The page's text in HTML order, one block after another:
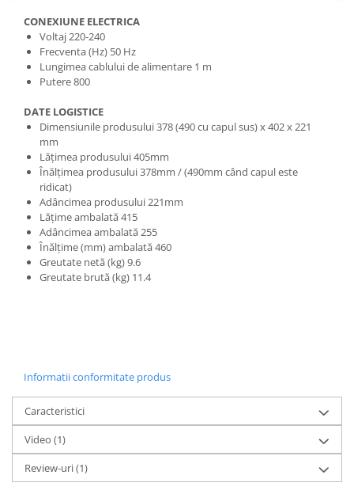
CONEXIUNE ELECTRICA
Voltaj 220-240
Frecventa (Hz) 50 Hz
Lungimea cablului de alimentare 1 m
Putere 800
DATE LOGISTICE
Dimensiunile produsului 378 (490 cu capul sus) x 402 x 221
mm
Lățimea produsului 405mm
Înălțimea produsului 378mm / (490mm când capul este
ridicat)
Adâncimea produsului 221mm
Lățime ambalată 415
Adâncimea ambalată 255
Înălțime (mm) ambalată 460
Greutate netă (kg) 9.6
Greutate brută (kg) 11.4
Informatii conformitate produs
Caracteristici
Video (1)
Review-uri(1)